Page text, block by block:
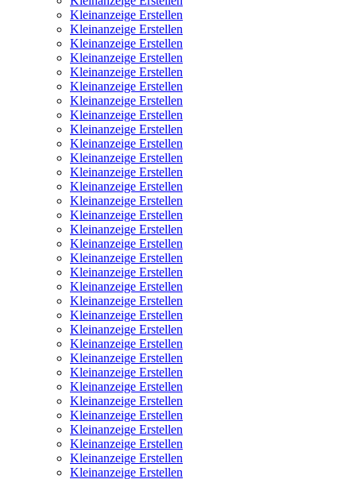
Kleinanzeige Erstellen
Kleinanzeige Erstellen
Kleinanzeige Erstellen
Kleinanzeige Erstellen
Kleinanzeige Erstellen
Kleinanzeige Erstellen
Kleinanzeige Erstellen
Kleinanzeige Erstellen
Kleinanzeige Erstellen
Kleinanzeige Erstellen
Kleinanzeige Erstellen
Kleinanzeige Erstellen
Kleinanzeige Erstellen
Kleinanzeige Erstellen
Kleinanzeige Erstellen
Kleinanzeige Erstellen
Kleinanzeige Erstellen
Kleinanzeige Erstellen
Kleinanzeige Erstellen
Kleinanzeige Erstellen
Kleinanzeige Erstellen
Kleinanzeige Erstellen
Kleinanzeige Erstellen
Kleinanzeige Erstellen
Kleinanzeige Erstellen
Kleinanzeige Erstellen
Kleinanzeige Erstellen
Kleinanzeige Erstellen
Kleinanzeige Erstellen
Kleinanzeige Erstellen
Kleinanzeige Erstellen
Kleinanzeige Erstellen
Kleinanzeige Erstellen